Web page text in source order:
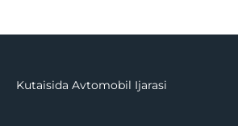
Kutaisida Avtomobil Ijarasi